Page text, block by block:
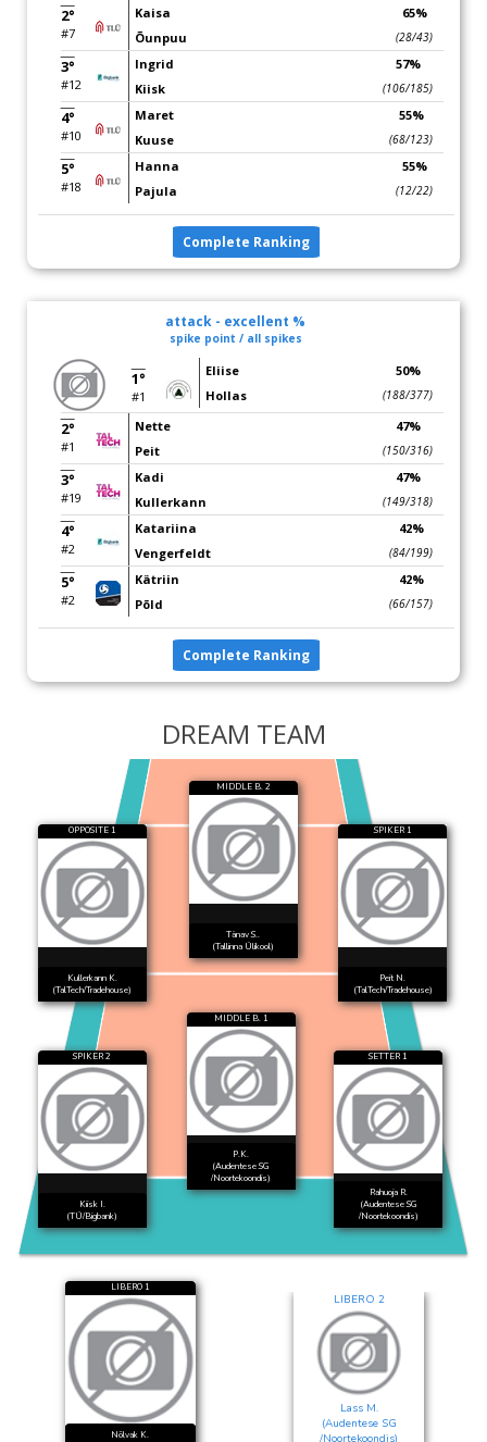
2°
#7
Kaisa
Õunpuu
65%
(28/43)
3°
#12
Ingrid
Kiisk
57%
(106/185)
4°
#10
Maret
Kuuse
55%
(68/123)
5°
#18
Hanna
Pajula
55%
(12/22)
Complete Ranking
attack - excellent %
spike point / all spikes
1°
#1
Eliise
Hollas
50%
(188/377)
2°
#1
Nette
Peit
47%
(150/316)
3°
#19
Kadi
Kullerkann
47%
(149/318)
4°
#2
Katariina
Vengerfeldt
42%
(84/199)
5°
#2
Kätriin
Põld
42%
(66/157)
Complete Ranking
DREAM TEAM
OPPOSITE 1
Kullerkann K.
(TalTech/Tradehouse)
MIDDLE B. 2
Tänav S..
(Tallinna Ülikool)
SPIKER 1
Peit N.
(TalTech/Tradehouse)
SPIKER 2
Kiisk I.
(TÜ/Bigbank)
MIDDLE B. 1
P.K.
(Audentese SG
/Noortekoondis)
SETTER 1
Rahuoja R.
(Audentese SG
/Noortekoondis)
LIBERO 1
Nõlvak K.
LIBERO 2
Lass M.
(Audentese SG
/Noortekoondis)